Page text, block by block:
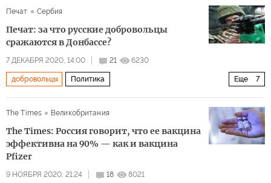
разрушения обстрелы
Печат Сербия
Печат: за что русские добровольцы
сражаются в Донбассе?
7 ДЕКАБРЯ 2020, 14:00 21 6230
Еще 7
добровольцы Политика
Вооруженные силы Украины (ВСУ) русский язык
нацизм
The Times Великобритания
The Times: Россия говорит, что ее вакцина
эффективна на 90% — как и вакцина
Pfizer
9 НОЯБРЯ 2020, 21:24 18 8021